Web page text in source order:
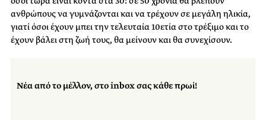
ανθρώπους να γυμνάζονται και να τρέχουν σε μεγάλη ηλικία,
γιατί όσοι έχουν μπει την τελευταία 10ετία στο τρέξιμο και το
έχουν βάλει στη ζωή τους, θα μείνουν και θα συνεχίσουν.
Νέα από το μέλλον, στο inbox σας κάθε πρωί!